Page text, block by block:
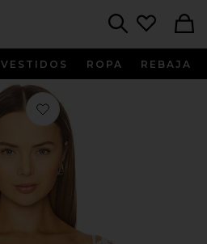
VESTIDOS ROPA REBAJA
Favorito TOP RAGLÁN CON